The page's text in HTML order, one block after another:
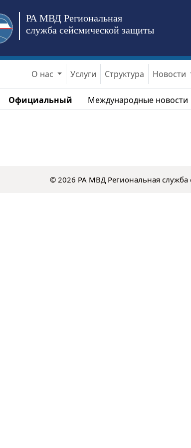
РА МВД Региональная
служба сейсмической защиты
О нас Услуги Структура Новости
Официальный Международные новости
© 2026 РА МВД Региональная